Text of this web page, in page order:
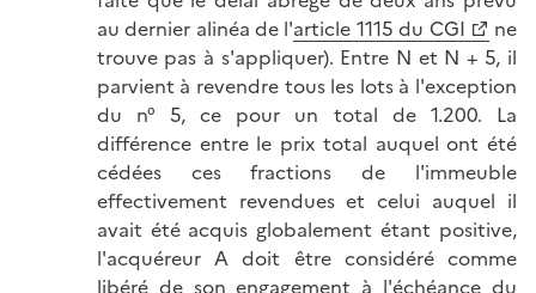
au dernier alinéa de l'article 1115 du CGI
ne
trouve pas à s'appliquer). Entre N et N + 5, il
parvient à revendre tous les lots à l'exception
du n° 5, ce pour un total de 1.200. La
différence entre le prix total auquel ont été
cédées ces fractions de l'immeuble
effectivement revendues et celui auquel il
avait été acquis globalement étant positive,
l'acquéreur A doit être considéré comme
libéré de son engagement à l'échéance du